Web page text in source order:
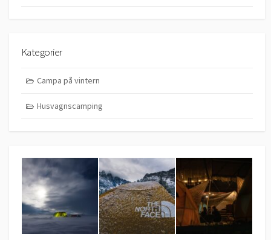
Kategorier
Campa på vintern
Husvagnscamping